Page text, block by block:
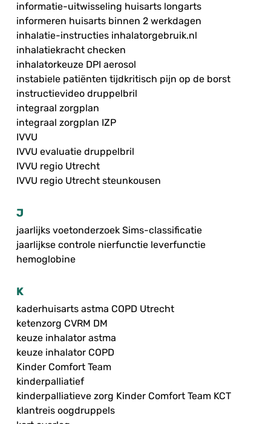
informatie-uitwisseling huisarts longarts
informeren huisarts binnen 2 werkdagen
inhalatie-instructies inhalatorgebruik.nl
inhalatiekracht checken
inhalatorkeuze DPI aerosol
instabiele patiënten tijdkritisch pijn op de borst
instructievideo druppelbril
integraal zorgplan
integraal zorgplan IZP
IVVU
IVVU evaluatie druppelbril
IVVU regio Utrecht
IVVU regio Utrecht steunkousen
J
jaarlijks voetonderzoek Sims-classificatie
jaarlijkse controle nierfunctie leverfunctie
hemoglobine
K
kaderhuisarts astma COPD Utrecht
ketenzorg CVRM DM
keuze inhalator astma
keuze inhalator COPD
Kinder Comfort Team
kinderpalliatief
kinderpalliatieve zorg Kinder Comfort Team KCT
klantreis oogdruppels